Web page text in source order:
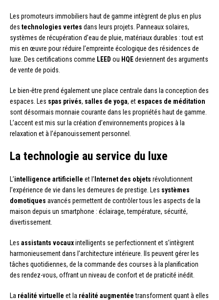
Les promoteurs immobiliers haut de gamme intègrent de plus en plus
des technologies vertes dans leurs projets. Panneaux solaires,
systèmes de récupération d’eau de pluie, matériaux durables : tout est
mis en œuvre pour réduire l’empreinte écologique des résidences de
luxe. Des certifications comme LEED ou HQEdeviennent des arguments
de vente de poids.
Le bien-être prend également une place centrale dans la conception des
espaces. Les spas privés, salles de yoga, et espaces de méditation
sont désormais monnaie courante dans les propriétés haut de gamme.
L’accent est mis sur la création d’environnements propices à la
relaxation et à l’épanouissement personnel.
La technologie au service du luxe
L’intelligence artificielle et l’ Internet des objets révolutionnent
l’expérience de vie dans les demeures de prestige. Les systèmes
domotiques avancés permettent de contrôler tous les aspects de la
maison depuis un smartphone : éclairage, température, sécurité,
divertissement.
Les assistants vocauxintelligents se perfectionnent et s’intègrent
harmonieusement dans l’architecture intérieure. Ils peuvent gérer les
tâches quotidiennes, de la commande des courses à la planification
des rendez-vous, offrant un niveau de confort et de praticité inédit.
La réalité virtuelle et la réalité augmentéetransforment quant à elles